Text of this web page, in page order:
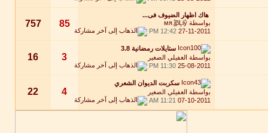
هاك اظهار الضيوف فى...
بواسطة мя.ĵβĻiŷ
27-11-2011
12:42 PM
85
757
ستايلات رمضانية 3.8
بواسطة الغفيلي الصغير
25-08-2011
11:30 PM
3
16
سكربت الديوان الشعري
بواسطة الغفيلي الصغير
07-10-2011
11:21 AM
4
22